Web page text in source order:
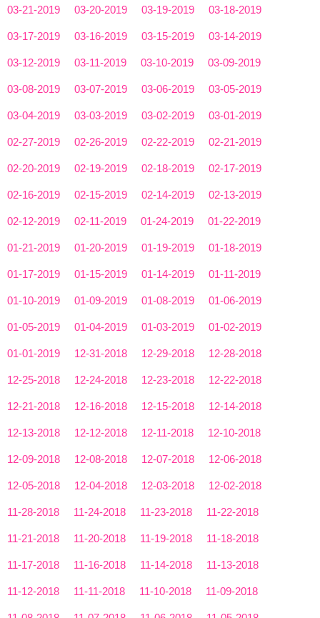
03-21-2019 03-20-2019 03-19-2019 03-18-2019
03-17-2019 03-16-2019 03-15-2019 03-14-2019
03-12-2019 03-11-2019 03-10-2019 03-09-2019
03-08-2019 03-07-2019 03-06-2019 03-05-2019
03-04-2019 03-03-2019 03-02-2019 03-01-2019
02-27-2019 02-26-2019 02-22-2019 02-21-2019
02-20-2019 02-19-2019 02-18-2019 02-17-2019
02-16-2019 02-15-2019 02-14-2019 02-13-2019
02-12-2019 02-11-2019 01-24-2019 01-22-2019
01-21-2019 01-20-2019 01-19-2019 01-18-2019
01-17-2019 01-15-2019 01-14-2019 01-11-2019
01-10-2019 01-09-2019 01-08-2019 01-06-2019
01-05-2019 01-04-2019 01-03-2019 01-02-2019
01-01-2019 12-31-2018 12-29-2018 12-28-2018
12-25-2018 12-24-2018 12-23-2018 12-22-2018
12-21-2018 12-16-2018 12-15-2018 12-14-2018
12-13-2018 12-12-2018 12-11-2018 12-10-2018
12-09-2018 12-08-2018 12-07-2018 12-06-2018
12-05-2018 12-04-2018 12-03-2018 12-02-2018
11-28-2018 11-24-2018 11-23-2018 11-22-2018
11-21-2018 11-20-2018 11-19-2018 11-18-2018
11-17-2018 11-16-2018 11-14-2018 11-13-2018
11-12-2018 11-11-2018 11-10-2018 11-09-2018